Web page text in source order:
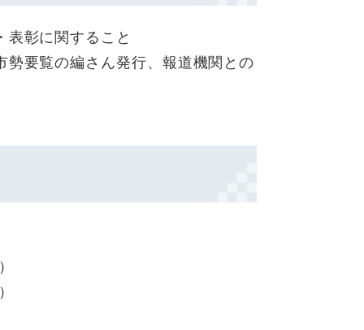
表彰に関すること
要覧の編さん発行、報道機関との